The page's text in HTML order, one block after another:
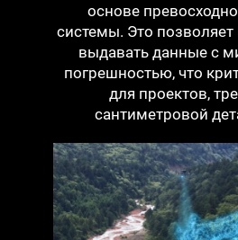
основе
системы. Это позволяет
выдавать данные с
погрешностью, что
для проектов,
сантиметровой